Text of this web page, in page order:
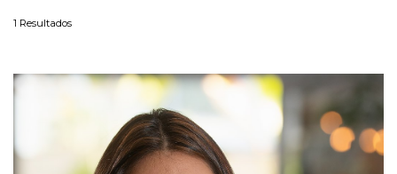
1 Resultados